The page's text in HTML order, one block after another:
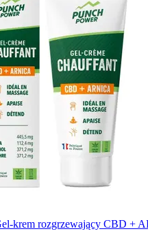
krem rozgrzewający CBD +